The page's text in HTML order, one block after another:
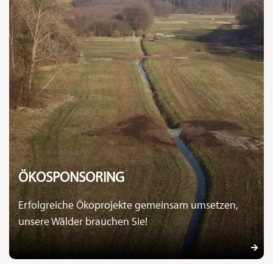
ÖKOSPONSORING
Erfolgreiche Ökoprojekte gemeinsam umsetzen,
unsere Wälder brauchen Sie!